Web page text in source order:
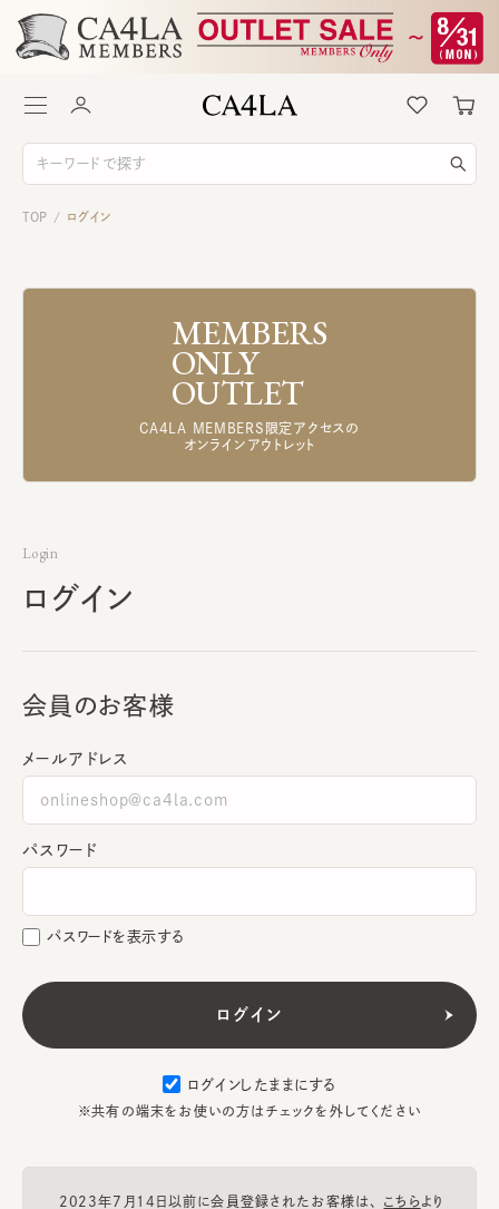
TOP / ログイン
MEMBERS
ONLY
OUTLET
CA4LA MEMBERS限定アクセスの
オンラインアウトレット
Login
ログイン
会員のお客様
メールアドレス
パスワード
パスワードを表示する
ログインしたままにする
※共有の端末をお使いの方はチェックを外してください
2023年7月14日以前に会員登録されたお客様は、 こちらより